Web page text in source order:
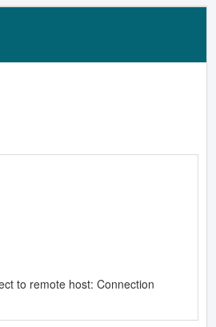
to remote host: Connection